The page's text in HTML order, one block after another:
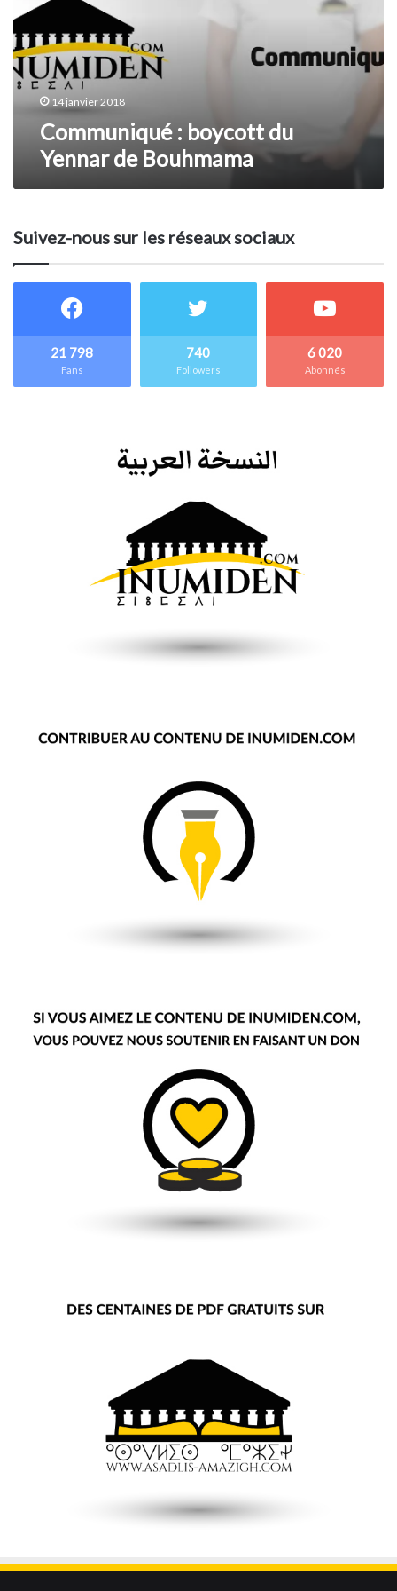
Yennar
de
Bouhmama
14 janvier 2018
Communiqué : boycott du
Yennar de Bouhmama
Suivez-nous sur les réseaux sociaux
21 798
Fans
740
Followers
6 020
Abonnés